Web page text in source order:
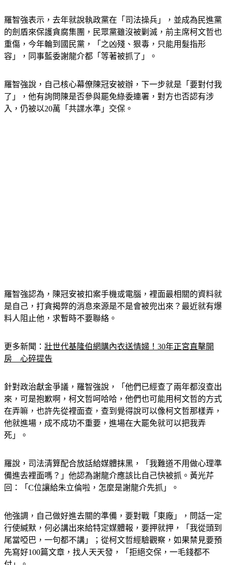
羅智強表示，去年就說執政黨在「司法操兵」，並成為民進黨
的劍盾來保護貪腐集團，民眾黨雖沒被剿滅，前主席柯文哲也
重傷，今年輪到國民黨，「之凶殘、狠毒，只能用髮指形
容」，同事藍委謝龍介都「等著被抓了」。
羅智強說，自己核心幕僚陳冠安被辦，下一步就是「要對付我
了」，他有詢問陳是否參與罷免綠委連署，對方也否認有涉
入，仍被以20萬「共諜水準」交保。
羅智強認為，陳冠安被扣案手機或電腦，裡面最相關的資料就
是自己，打貪揭弊的消息來源是不是會被兜出來？最近就有爆
料人阻止他，求暫時不要聯絡。
更多新聞： 壯世代基隆伯網購內衣送情婦！30年正宮直擊開
房　心碎提告
針對政治獻金爭議，羅智強說，「他們已經查了兩年都沒查出
來，可是抱歉啊，柯文哲呵哈哈，他們也可能用柯文哲的方式
在弄嘛，也許先從裡面查，查到覺得說可以像柯文哲那樣弄，
他就進場，成不成功不重要，進場在大罷免就可以把我弄
死」。
羅說，司法清算配合放話給媒體抹黑，「我難道不用做心理準
備進去裡面嗎？」他認為謝龍介應該比自己快被抓。黃光芹
回：「C位讓給朱立倫啦，怎麼是謝龍介先抓」。
他強調，自己做好進去關的準備，要對戰「東廠」，問話一定
行使緘默，何必講出來給特定媒體報，要押就押，「我從頭到
尾當啞巴，一句都不講」；從柯文哲經驗觀察，如果禁見要預
先寫好100篇文章，找人天天發，「拒絕交保，一毛錢都不